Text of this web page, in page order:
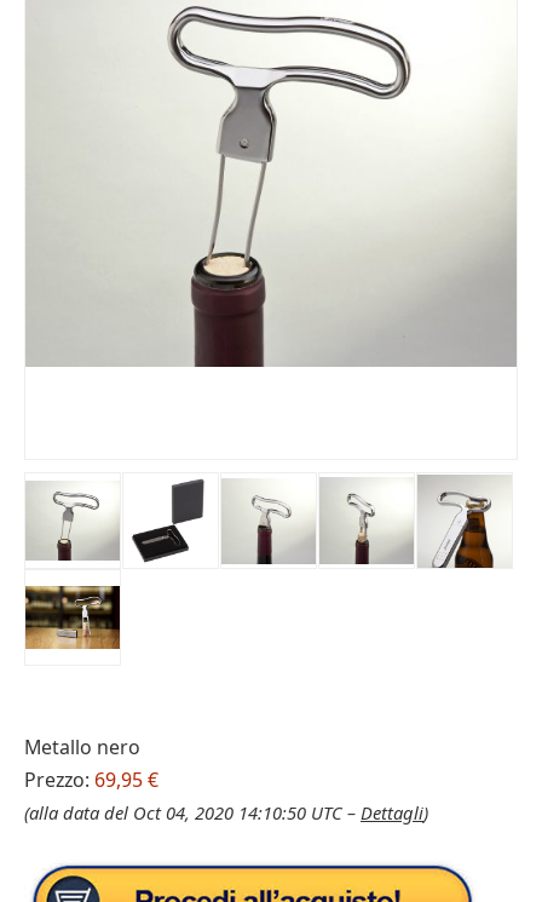
Metallo nero
Prezzo: 69,95 €
(alla data del Oct 04, 2020 14:10:50 UTC – Dettagli)